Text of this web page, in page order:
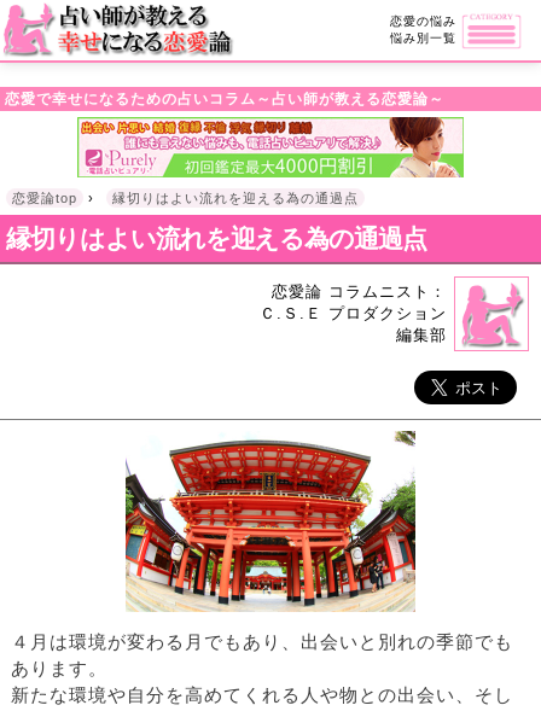
・!DOCTYPE html>l
恋愛の悩み
悩み別一覧
恋愛で幸せになるための占いコラム～占い師が教える恋愛論～
恋愛論top › 縁切りはよい流れを迎える為の通過点
縁切りはよい流れを迎える為の通過点
恋愛論 コラムニスト：
Ｃ.Ｓ.Ｅ プロダクション
編集部
４月は環境が変わる月でもあり、出会いと別れの季節でも
あります。
新たな環境や自分を高めてくれる人や物との出会い、そし